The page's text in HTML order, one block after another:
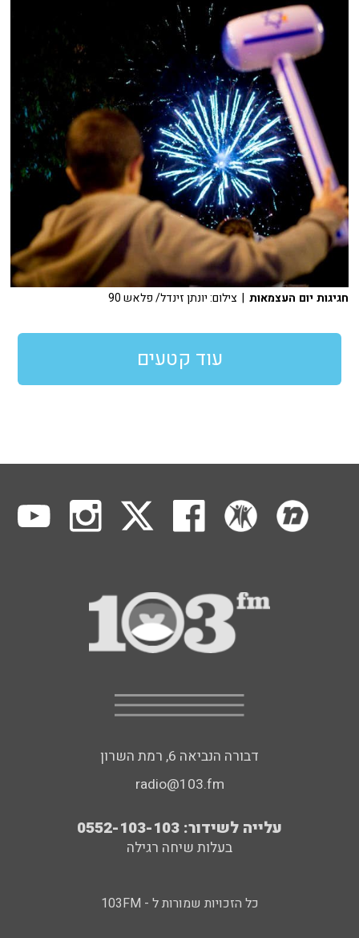
חגיגות יום העצמאות | צילום: יונתן זינדל/ פלאש 90
עוד קטעים
דבורה הנביאה 6, רמת השרון
radio@103.fm
עלייה לשידור: 0552-103-103
בעלות שיחה רגילה
כל הזכויות שמורות ל - 103FM